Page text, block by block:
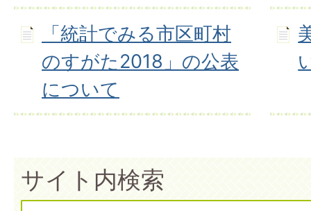
「統計でみる市区町村
のすがた2018」の公表
について
サイト内検索